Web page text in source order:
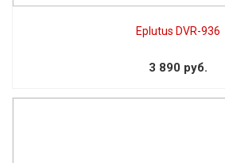
Eplutus DVR-936
3 890 руб.